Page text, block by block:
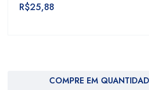
R$25,88
COMPRE EM